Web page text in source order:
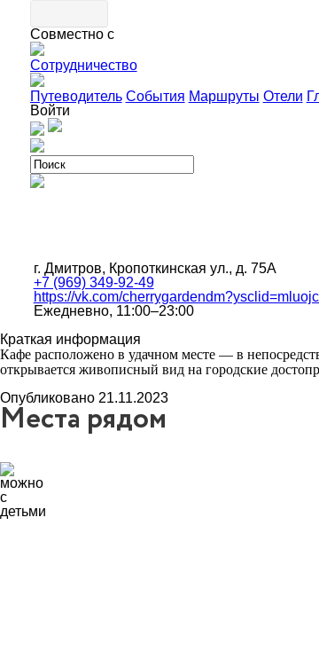
Совместно с
Сотрудничество
Путеводитель События Маршруты Отели
Войти
г. Дмитров, Кропоткинская ул., д. 75А
+7 (969) 349-92-49
https://vk.com/
Ежедневно, 11:00–23:00
Краткая информация
Кафе расположено в удачном месте — в
открывается живописный вид на городские
Опубликовано 21.11.2023
Места рядом